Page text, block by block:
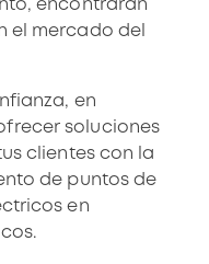
encontrarán
el mercado del
en
soluciones
clientes con la
de puntos de
en